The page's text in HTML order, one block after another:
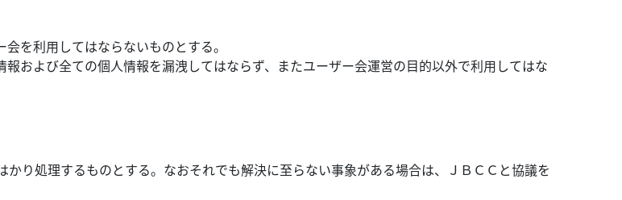
を利用してはならないものとする。
および全ての個人情報を漏洩してはならず、またユーザー会運営の目的以外で利用してはな
り処理するものとする。なおそれでも解決に至らない事象がある場合は、ＪＢＣＣと協議を